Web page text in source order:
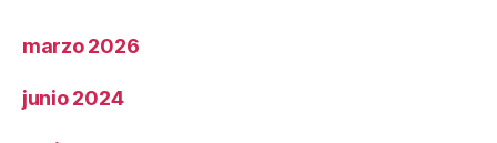
marzo 2026
junio 2024